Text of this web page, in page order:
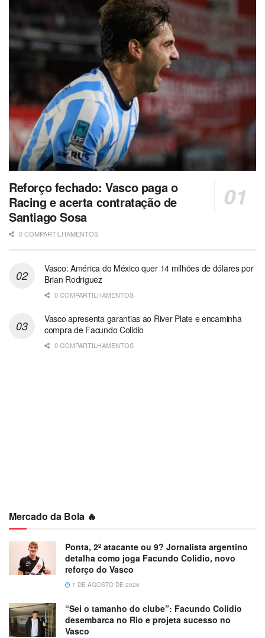
Reforço fechado: Vasco paga o
Racing e acerta contratação de
Santiago Sosa
0 COMPARTILHAMENTOS
Vasco: América do México quer 14 milhões de dólares por
Brian Rodriguez
0 COMPARTILHAMENTOS
Vasco apresenta garantias ao River Plate e encaminha
compra de Facundo Colidio
0 COMPARTILHAMENTOS
Mercado da Bola 🔥
Ponta, 2º atacante ou 9? Jornalista argentino
detalha como joga Facundo Colidio, novo
reforço do Vasco
7 DE AGOSTO DE 2026
“Sei o tamanho do clube”: Facundo Colidio
desembarca no Rio e projeta sucesso no
Vasco